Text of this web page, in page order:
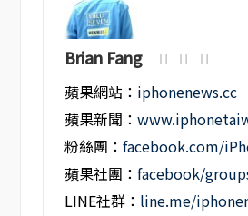
Brian Fang
蘋果網站： iphonenews.cc
蘋果新聞：
粉絲團：facebook.com/
蘋果社團：facebook/
LINE社群： line.me/